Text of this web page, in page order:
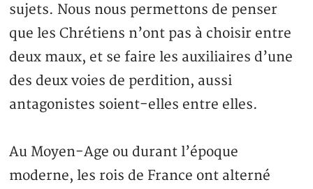
sujets. Nous nous permettons de penser
que les Chrétiens n’ont pas à choisir entre
deux maux, et se faire les auxiliaires d’une
des deux voies de perdition, aussi
antagonistes soient-elles entre elles.
Au Moyen-Age ou durant l’époque
moderne, les rois de France ont alterné